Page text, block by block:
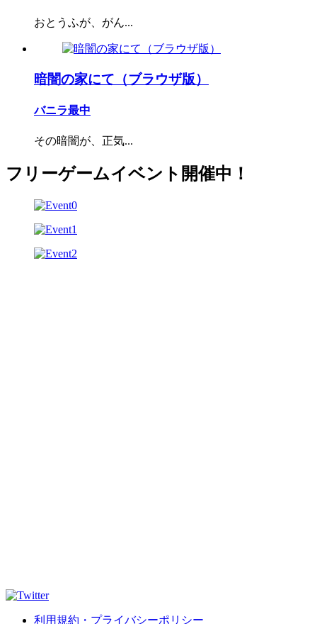
おとうふが、がん...
暗闇の家にて（ブラウザ版）
バニラ最中
その暗闇が、正気...
フリーゲームイベント開催中！
利用規約・プライバシーポリシー